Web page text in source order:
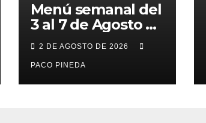
Menú semanal del
3 al 7 de Agosto de
2026
2 DE AGOSTO DE 2026
PACO PINEDA